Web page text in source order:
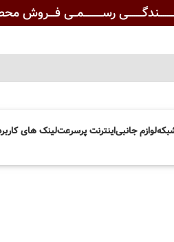
رســـــــــمــی فـــروش
لوازم جانبیاینترنت پرسرعتلینک های